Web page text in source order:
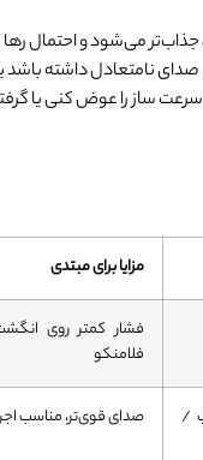
جذاب‌تر می‌شود و احتمال
نامتعادل داشته باشد
سرعت ساز را عوض کنی یا
مزایا برای مبتدی
فشار کمتر روی
فلامنکو
/
صدای قوی‌تر، مناسب